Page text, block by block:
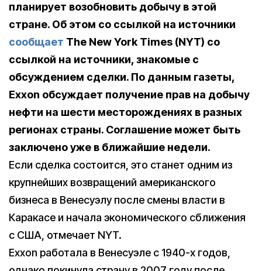
планирует возобновить добычу в этой
стране. Об этом со ссылкой на источники
сообщает The New York Times (NYT) со
ссылкой на источники, знакомые с
обсуждением сделки. По данным газеты,
Exxon обсуждает получение прав на добычу
нефти на шести месторождениях в разных
регионах страны. Соглашение может быть
заключено уже в ближайшие недели.
Если сделка состоится, это станет одним из
крупнейших возвращений американского
бизнеса в Венесуэлу после смены власти в
Каракасе и начала экономического сближения
с США, отмечает NYT.
Exxon работала в Венесуэле с 1940-х годов,